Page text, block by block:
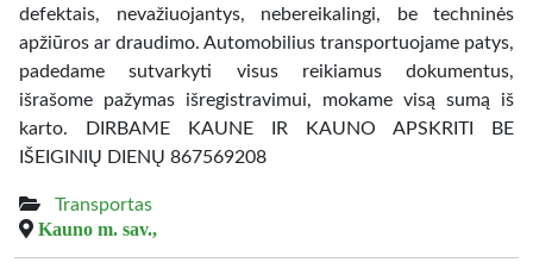
defektais, nevažiuojantys, nebereikalingi, be techninės
apžiūros ar draudimo. Automobilius transportuojame patys,
padedame sutvarkyti visus reikiamus dokumentus,
išrašome pažymas išregistravimui, mokame visą sumą iš
karto. DIRBAME KAUNE IR KAUNO APSKRITI BE
IŠEIGINIŲ DIENŲ 867569208
Transportas
Kauno m. sav.,